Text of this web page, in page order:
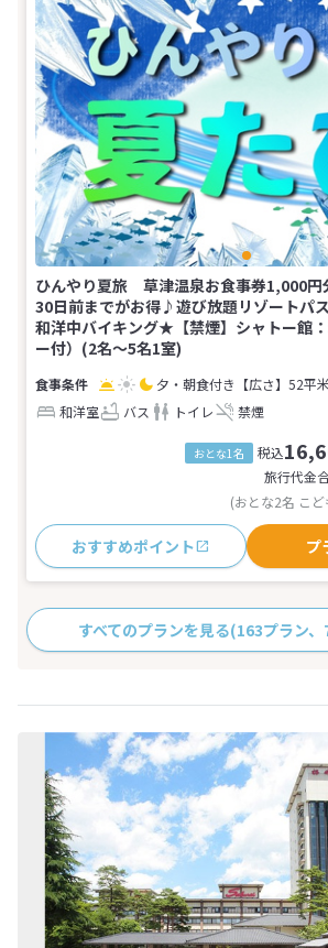
ひんやり夏旅 草津温泉お食事券1,000円
30日前までがお得♪遊び放題リゾートパ
和洋中バイキング★【禁煙】シャトー館
ー付）(2名～5名1室)
夕・朝食付き 【広さ】52平米
和洋室
バス トイレ 禁煙
おとな1名 税込
旅行代金
(おとな2名 こ
おすすめポイント プ
すべてのプランを見る(163プラン